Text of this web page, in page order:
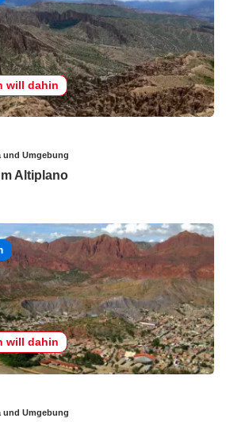
will dahin
und Umgebung
Altiplano
will dahin
und Umgebung